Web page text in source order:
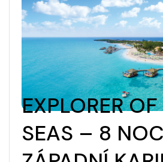
EXPLORER
SEAS – 8